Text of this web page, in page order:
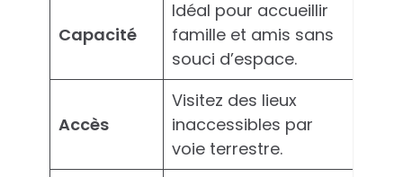
Capacité
Idéal pour accueillir
famille et amis sans
souci d’espace.
Accès
Visitez des lieux
inaccessibles par
voie terrestre.